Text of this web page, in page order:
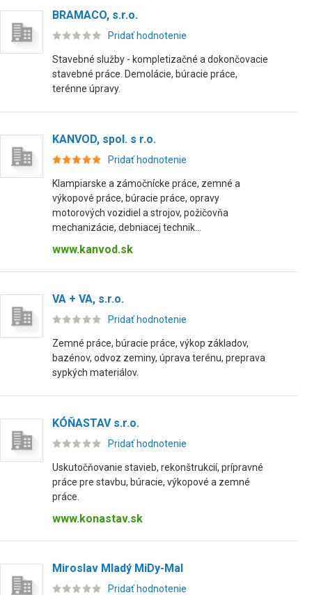
BRAMACO, s.r.o.
Pridať hodnotenie
Stavebné služby - kompletizačné a dokončovacie
stavebné práce. Demolácie, búracie práce,
terénne úpravy.
KANVOD, spol. s r.o.
Pridať hodnotenie
Klampiarske a zámočnícke práce, zemné a
výkopové práce, búracie práce, opravy
motorových vozidiel a strojov, požičovňa
mechanizácie, debniacej technik...
www.kanvod.sk
VA + VA, s.r.o.
Pridať hodnotenie
Zemné práce, búracie práce, výkop základov,
bazénov, odvoz zeminy, úprava terénu, preprava
sypkých materiálov.
KÓŇASTAV s.r.o.
Pridať hodnotenie
Uskutočňovanie stavieb, rekonštrukcií, prípravné
práce pre stavbu, búracie, výkopové a zemné
práce.
www.konastav.sk
Miroslav Mladý MiDy-Mal
Pridať hodnotenie